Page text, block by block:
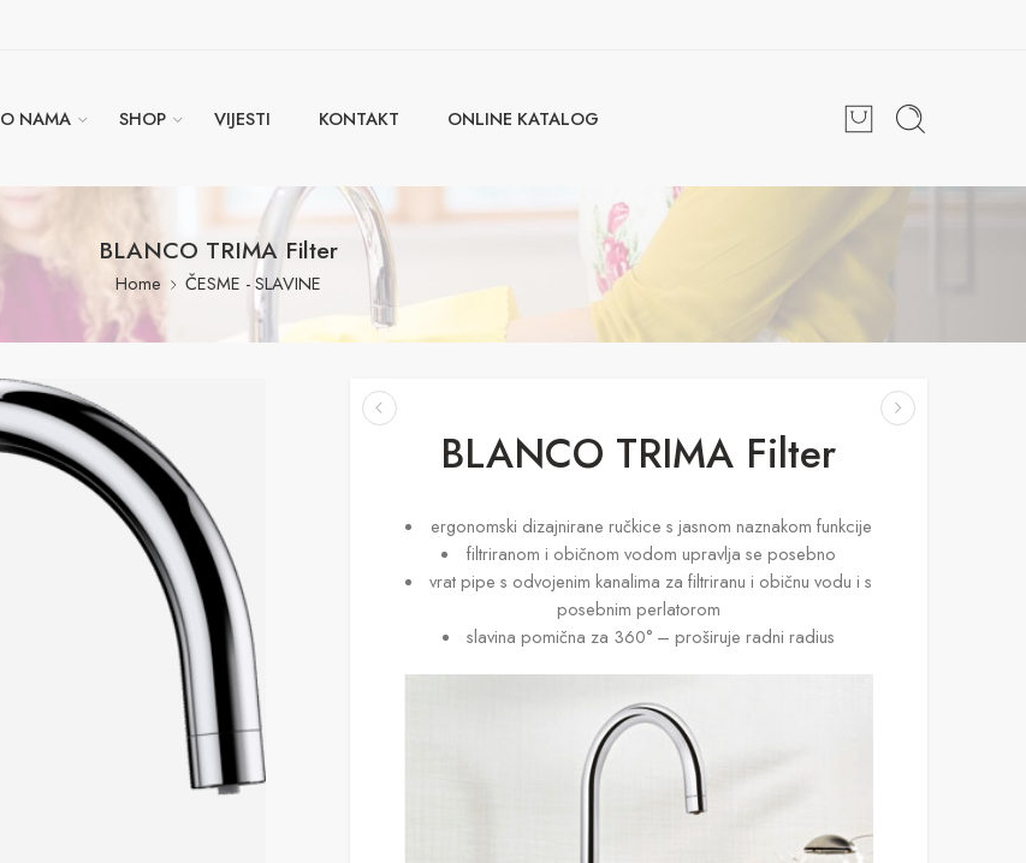
O NAMA SHOP VIJESTI KONTAKT ONLINE KATALOG
BLANCO TRIMA Filter
Home ČESME - SLAVINE
BLANCO TRIMA Filter
ergonomski dizajnirane ručkice s jasnom naznakom funkcije
filtriranom i običnom vodom upravlja se posebno
vrat pipe s odvojenim kanalima za filtriranu i običnu vodu i s
posebnim perlatorom
slavina pomična za 360° – proširuje radni radius